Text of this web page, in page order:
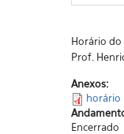
Horário do
Prof.
Anexos:
horário
Encerrado